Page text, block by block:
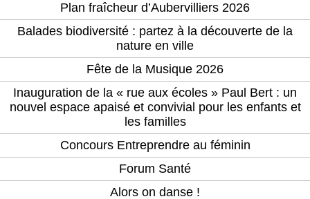
Plan fraîcheur d’Aubervilliers 2026
Balades biodiversité : partez à la découverte de la
nature en ville
Fête de la Musique 2026
Inauguration de la « rue aux écoles » Paul Bert : un
nouvel espace apaisé et convivial pour les enfants et
les familles
Concours Entreprendre au féminin
Forum Santé
Alors on danse !